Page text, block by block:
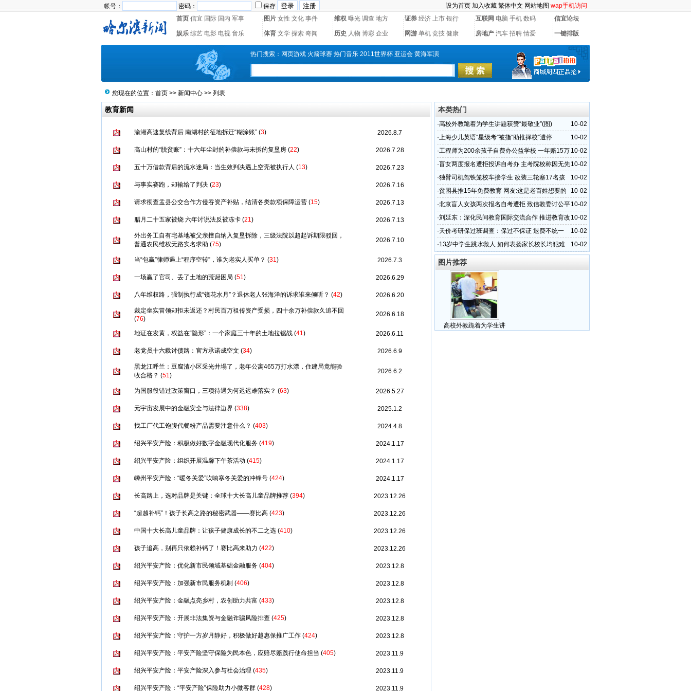
帐号： 密码： 保存 设为首页 加入收藏 繁体中文 网站地图 wap手机访问
首页 信宜 国际 国内 军事 图片 女性 文化 事件 维权 曝光 调查 地方 证券 经济 上市 银行 互联网 电脑 手机 数码 信宜论坛
娱乐 综艺 电影 电视 音乐 体育 文学 探索 奇闻 历史 人物 博彩 企业 网游 单机 竞技 健康 房地产 汽车 招聘 情爱 一键排版
热门搜索： 网页游戏 火箭球赛 热门音乐 2011世界杯 亚运会 黄海军演
您现在的位置： 首页 >> 新闻中心 >> 列表
教育新闻
渝湘高速复线背后 南湖村的征地拆迁“糊涂账” (3) 2026.8.7
高山村的“脱贫账”：十六年尘封的补偿款与未拆的复垦房 (22) 2026.7.28
五十万借款背后的流水迷局：当生效判决遇上空壳被执行人 (13) 2026.7.23
与事实赛跑，却输给了判决 (23) 2026.7.16
请求彻查盂县公交合作方侵吞资产补贴，结清各类款项保障运营 (15) 2026.7.13
腊月二十五家被烧 六年讨说法反被冻卡 (21) 2026.7.13
外出务工自有宅基地被父亲擅自纳入复垦拆除，三级法院以超起诉期限驳回，
普通农民维权无路实名求助 (75)
2026.7.10
当“包赢”律师遇上“程序空转”，谁为老实人买单？ (31) 2026.7.3
一场赢了官司、丢了土地的荒诞困局 (51) 2026.6.29
八年维权路，强制执行成“镜花水月”？退休老人张海洋的诉求谁来倾听？ (42) 2026.6.20
裁定坐实冒领却拒未返还？村民百万祖传资产受损，四十余万补偿款久追不回
(76)
2026.6.18
地证在发黄，权益在“隐形”：一个家庭三十年的土地拉锯战 (41) 2026.6.11
老党员十六载讨债路：官方承诺成空文 (34) 2026.6.9
黑龙江呼兰：豆腐渣小区采光井塌了，老年公寓465万打水漂，住建局竟能验
收合格？ (51)
2026.6.2
为国服役错过政策窗口，三项待遇为何迟迟难落实？ (63) 2026.5.27
元宇宙发展中的金融安全与法律边界 (338) 2025.1.2
找工厂代工饱腹代餐粉产品需要注意什么？ (403) 2024.4.8
绍兴平安产险：积极做好数字金融现代化服务 (419) 2024.1.17
绍兴平安产险：组织开展温馨下午茶活动 (415) 2024.1.17
嵊州平安产险：“暖冬关爱”吹响寒冬关爱的冲锋号 (424) 2024.1.17
长高路上，选对品牌是关键：全球十大长高儿童品牌推荐 (394) 2023.12.26
“超越补钙”！孩子长高之路的秘密武器——赛比高 (423) 2023.12.26
中国十大长高儿童品牌：让孩子健康成长的不二之选 (410) 2023.12.26
孩子追高，别再只依赖补钙了！赛比高来助力 (422) 2023.12.26
绍兴平安产险：优化新市民领域基础金融服务 (404) 2023.12.8
绍兴平安产险：加强新市民服务机制 (406) 2023.12.8
绍兴平安产险：金融点亮乡村，农创助力共富 (433) 2023.12.8
绍兴平安产险：开展非法集资与金融诈骗风险排查 (425) 2023.12.8
绍兴平安产险：守护一方岁月静好，积极做好越惠保推广工作 (424) 2023.12.8
绍兴平安产险：平安产险坚守保险为民本色，应赔尽赔践行使命担当 (405) 2023.11.9
绍兴平安产险：平安产险深入参与社会治理 (435) 2023.11.9
绍兴平安产险：“平安产险”保险助力小微客群 (428) 2023.11.9
本类热门
10-02
·高校外教跪着为学生讲题获赞“最敬业”(图)
10-02
·上海少儿英语“星级考”被指“助推择校”遭停
10-02
·工程师为200余孩子自费办公益学校 一年赔15万
10-02
·盲女两度报名遭拒投诉自考办 主考院校称因无先
例
10-02
·独臂司机驾铁笼校车接学生 改装三轮塞17名孩
子
10-02
·贫困县推15年免费教育 网友:这是老百姓想要的
秀
10-02
·北京盲人女孩两次报名自考遭拒 致信教委讨公平
10-02
·刘延东：深化民间教育国际交流合作 推进教育改
革
10-02
·天价考研保过班调查：保过不保证 退费不统一
10-02
·13岁中学生跳水救人 如何表扬家长校长均犯难
图片推荐
高校外教跪着为学生讲